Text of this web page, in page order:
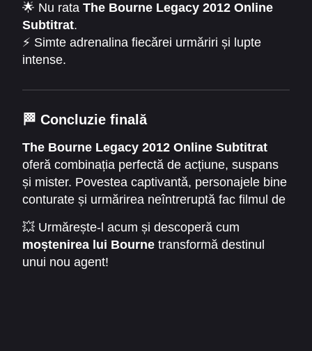
🌟 Nu rata The Bourne Legacy 2012 Online
Subtitrat.
⚡ Simte adrenalina fiecărei urmăriri și lupte
intense.
șimoștenirea lui Bourne.
📌 Apasă play și intră în universul spionajului de
top!
🏁 Concluzie finală
The Bourne Legacy 2012 Online Subtitrat
oferă combinația perfectă de acțiune, suspans
și mister. Povestea captivantă, personajele bine
conturate și urmărirea neîntreruptă fac filmul de
💥 Urmărește-l acum și descoperă cum
moștenirea lui Bourne transformă destinul
unui nou agent!